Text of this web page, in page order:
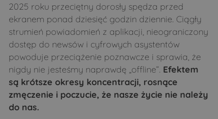
2025 roku przeciętny dorosły spędza przed
ekranem ponad dziesięć godzin dziennie. Ciągły
strumień powiadomień z aplikacji, nieograniczony
dostęp do newsów i cyfrowych asystentów
powoduje przeciążenie poznawcze i sprawia, że
nigdy nie jesteśmy naprawdę „offline”. Efektem
są krótsze okresy koncentracji, rosnące
zmęczenie i poczucie, że nasze życie nie należy
do nas.